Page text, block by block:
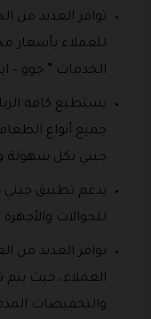
توافر العديد من
للعملاء بأسعار
الخدمات ” جوو –
يستطيع كافة
جميع أنواع
جيني بكل سهولة
يدعم تطبيق جيني
للجوالات والأجهزة
توافر العديد من
العملاء، حيث
والتخفيضات